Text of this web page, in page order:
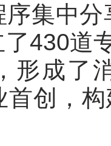
集中
430道
形成了
首创，